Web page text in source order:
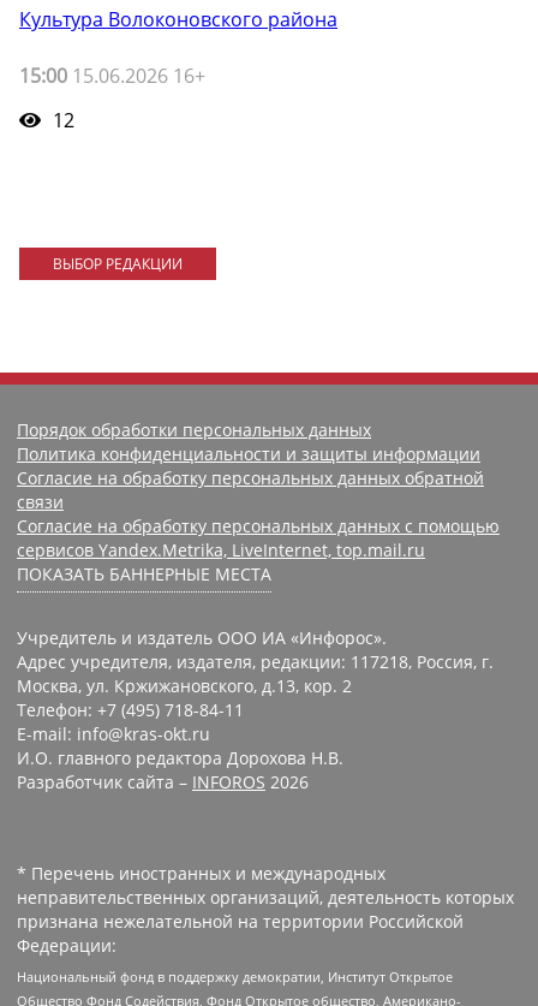
Культура Волоконовского района
15:00 15.06.2026 16+
12
ВЫБОР РЕДАКЦИИ
Порядок обработки персональных данных
Политика конфиденциальности и защиты информации
Согласие на обработку персональных данных обратной
связи
Согласие на обработку персональных данных с помощью
сервисов Yandex.Metrika, LiveInternet, top.mail.ru
ПОКАЗАТЬ БАННЕРНЫЕ МЕСТА
Учредитель и издатель ООО ИА «Инфорос».
Адрес учредителя, издателя, редакции: 117218, Россия, г.
Москва, ул. Кржижановского, д.13, кор. 2
Телефон: +7 (495) 718-84-11
E-mail: info@kras-okt.ru
И.О. главного редактора Дорохова Н.В.
Разработчик сайта – INFOROS 2026
* Перечень иностранных и международных
неправительственных организаций, деятельность которых
признана нежелательной на территории Российской
Федерации:
Национальный фонд в поддержку демократии, Институт Открытое
Общество Фонд Содействия, Фонд Открытое общество, Американо-